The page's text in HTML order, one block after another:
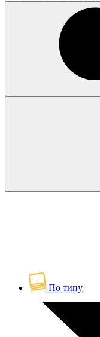
По типу